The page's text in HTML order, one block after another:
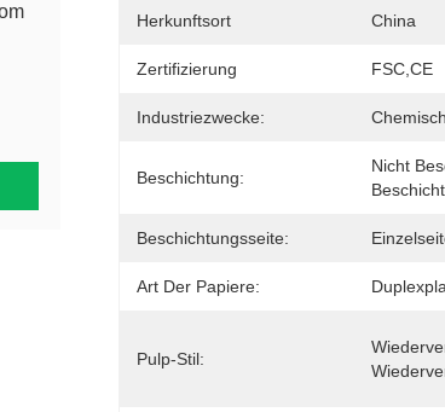
Herkunftsort China
Zertifizierung FSC,CE
Industriezwecke:
Beschichtung:
Nicht
Beschichtungsseite:
Art Der Papiere:
Pulp-Stil: